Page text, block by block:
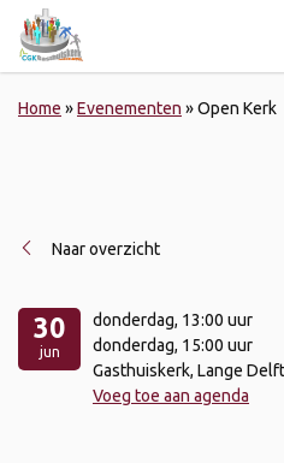
Home »Evenementen »Open Kerk
Naar overzicht
30
jun
donderdag, 13:00 uur
donderdag, 15:00 uur
Gasthuiskerk, Lange
Voeg toe aan agenda